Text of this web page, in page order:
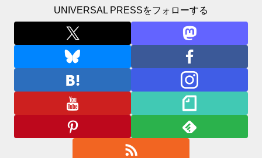
UNIVERSAL PRESSをフォローする